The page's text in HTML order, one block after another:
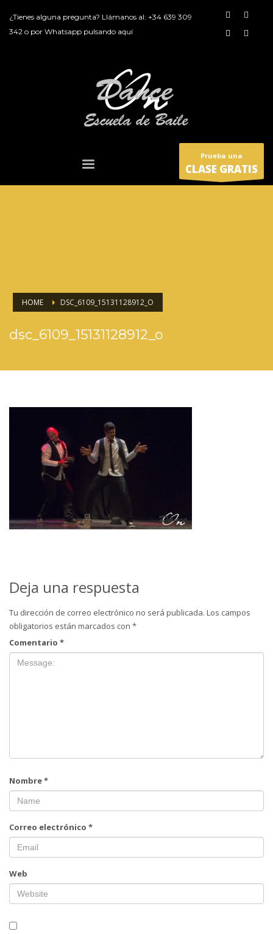
¿Tienes alguna pregunta? Llámanos al: +34 639 309
342 o por Whatsapp pulsando aquí
Prueba una
CLASE GRATIS
HOME DSC_6109_15131128912_O
dsc_6109_15131128912_o
Deja una respuesta
Tu dirección de correo electrónico no será publicada. Los campos
obligatorios están marcados con *
Comentario *
Nombre*
Correo electrónico *
Web